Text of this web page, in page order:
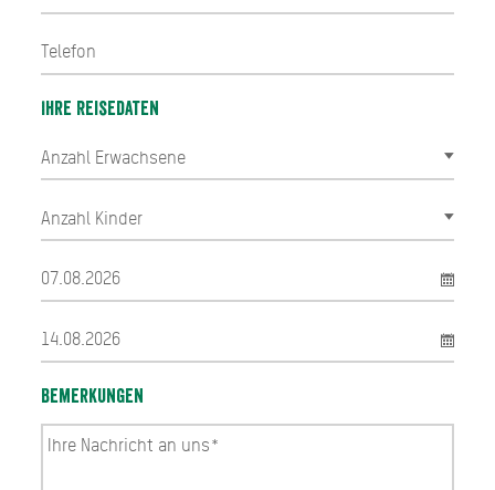
Ihre Reisedaten
Bemerkungen